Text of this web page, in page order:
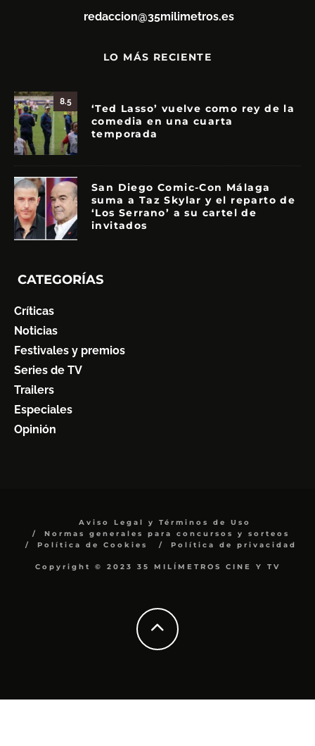
redaccion@35milimetros.es
LO MÁS RECIENTE
8.5
‘Ted Lasso’ vuelve como rey de la
comedia en una cuarta
temporada
San Diego Comic-Con Málaga
suma a Taz Skylar y el reparto de
‘Los Serrano’ a su cartel de
invitados
CATEGORÍAS
Críticas
Noticias
Festivales y premios
Series de TV
Trailers
Especiales
Opinión
Aviso Legal y Términos de Uso
Normas generales para concursos y sorteos
Política de Cookies
Política de privacidad
Copyright © 2023 35 MILÍMETROS CINE Y TV